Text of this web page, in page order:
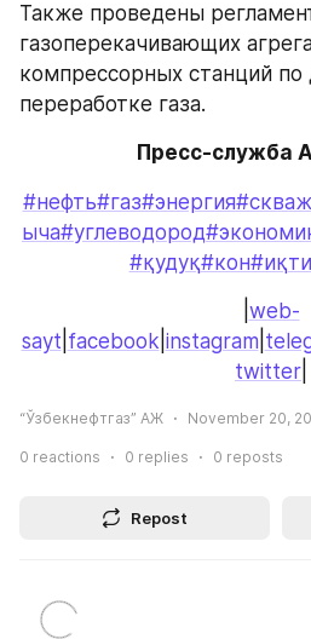
Также проведены
газоперекачивающих
компрессорных станций
переработке газа.
Пресс-служба
#нефть#газ#энергия
ыча#углеводород
#қудуқ#кон
web-
sayt facebook instagram
twitter
“Ўзбекнефтгаз” АЖ November 20,
0 reactions 0 replies 0 reposts
Repost